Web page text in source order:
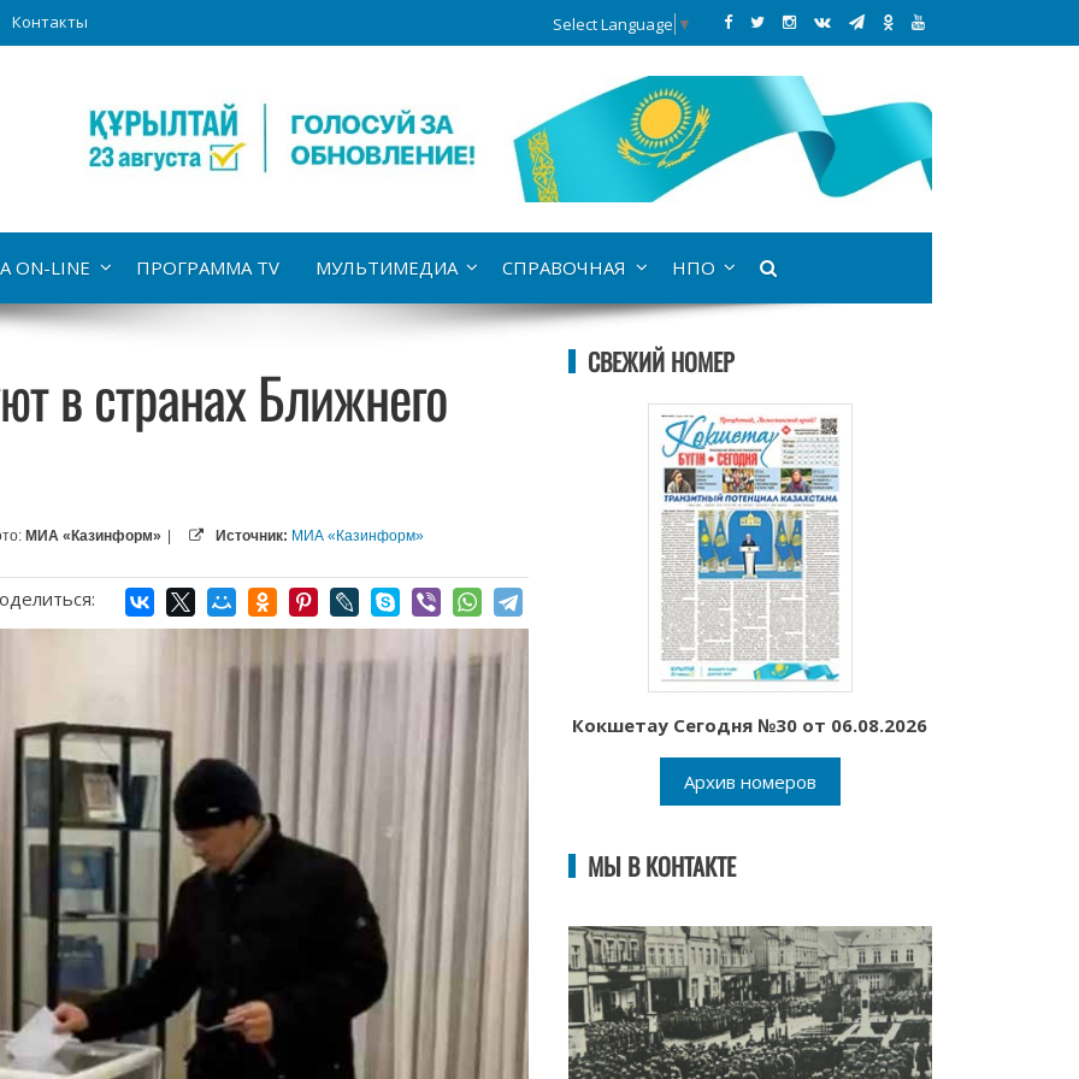
Контакты Select Language ▼
ON-LINE ПРОГРАММА TV МУЛЬТИМЕДИА СПРАВОЧНАЯ НПО
в странах Ближнего
МИА «Казинформ» | Источник: МИА «Казинформ»
СВЕЖИЙ НОМЕР
Кокшетау Сегодня №30 от 06.08.2026
Архив номеров
МЫ В КОНТАКТЕ